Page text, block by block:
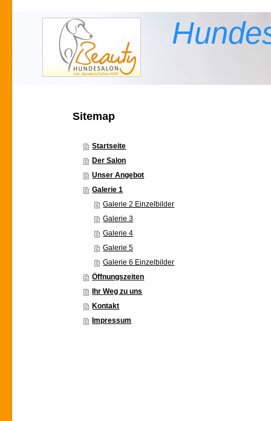
Sitemap
Startseite
Der Salon
Unser Angebot
Galerie 1
Galerie 2 Einzelbilder
Galerie 3
Galerie 4
Galerie 5
Galerie 6 Einzelbilder
Öffnungszeiten
Ihr Weg zu uns
Kontakt
Impressum